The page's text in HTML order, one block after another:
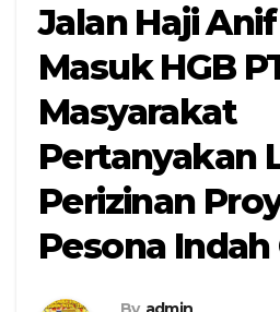
Jalan Haji
Masuk HGB
Masyarakat
Pertanyakan
Perizinan
Pesona Indah